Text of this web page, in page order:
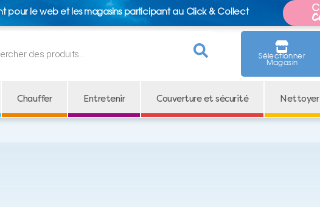
pour le web et les magasins participant au Click & Collect
Sélectionner
Magasin
Chauffer Entretenir Couverture et sécurité Nettoyer